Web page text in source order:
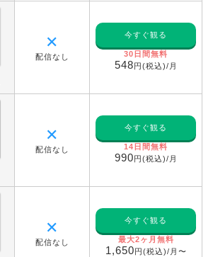
✕
配信なし
今すぐ観る
30日間無料
548円(税込)/月
✕
配信なし
今すぐ観る
14日間無料
990円(税込)/月
✕
配信なし
今すぐ観る
最大2ヶ月無料
1,650円(税込)/月〜